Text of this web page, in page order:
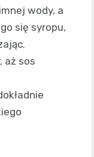
wody, a
się syropu,
aż sos